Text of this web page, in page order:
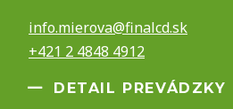
info.mierova@finalcd.sk
+421 2 4848 4912
DETAIL PREVÁDZKY